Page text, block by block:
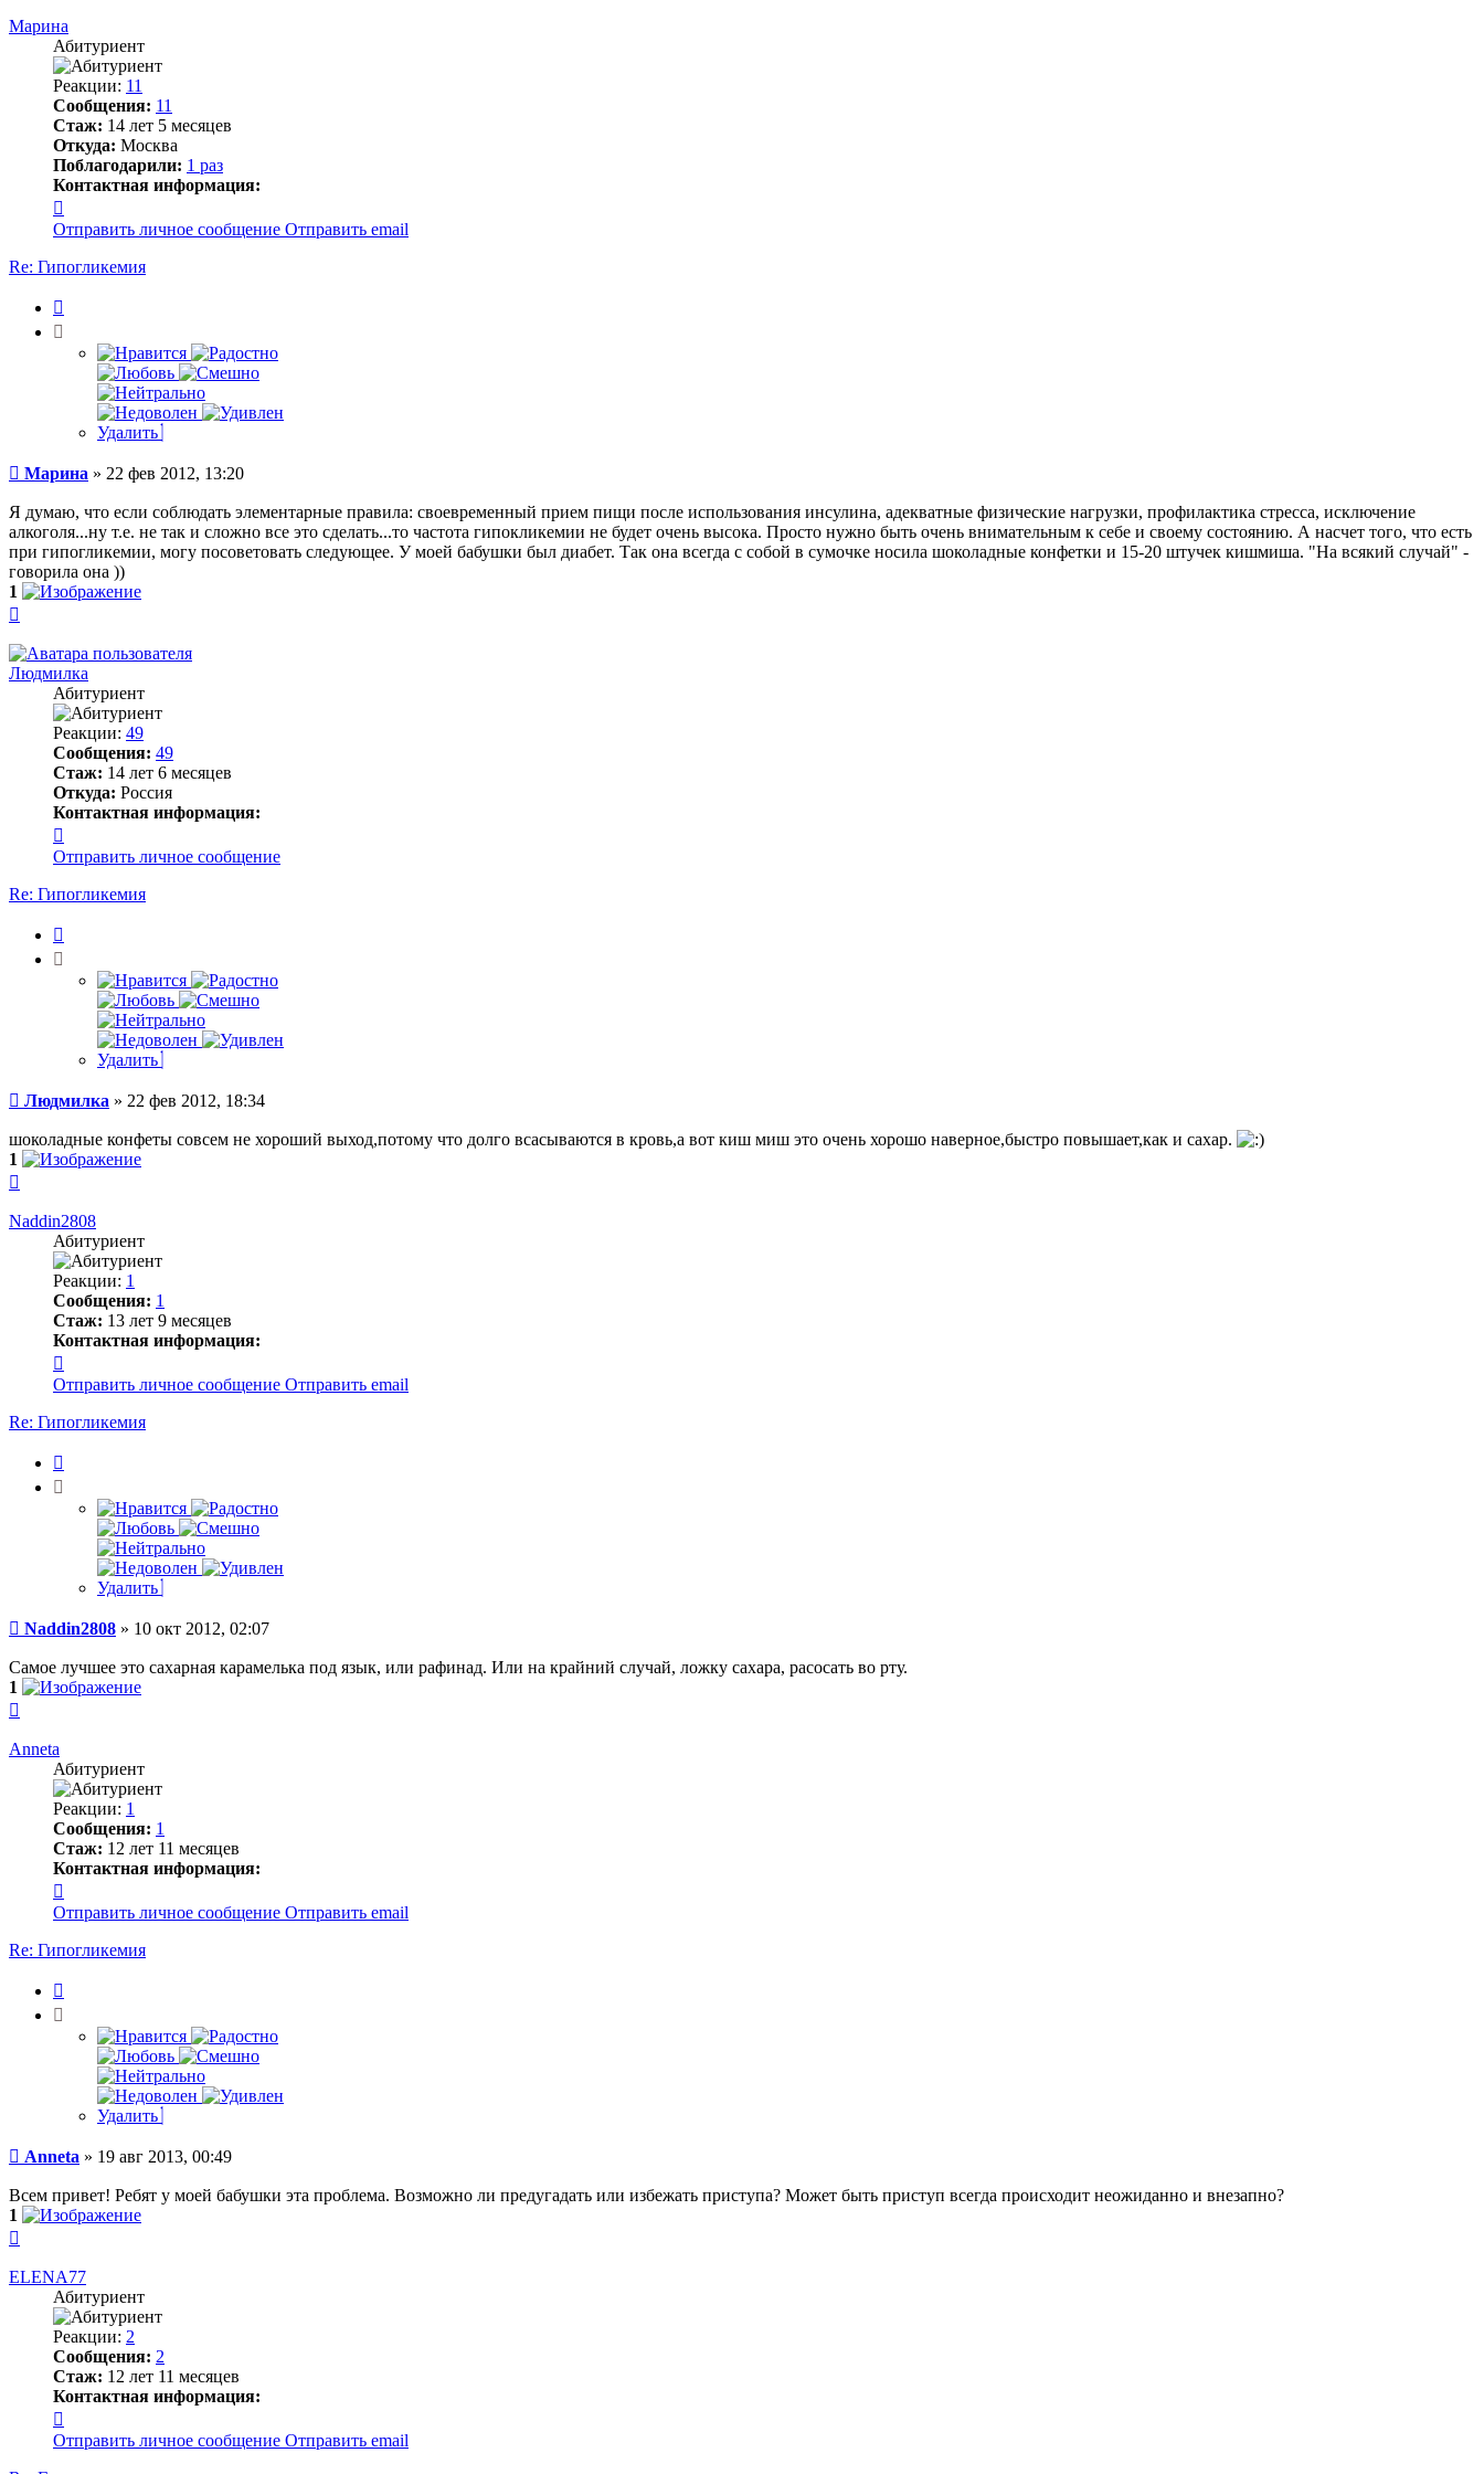
Марина
Абитуриент
Реакции: 11
Сообщения: 11
Стаж: 14 лет 5 месяцев
Откуда: Москва
Поблагодарили: 1 раз
Контактная информация:
информация
пользователя
Марина
Отправить личное сообщение Отправить email
Re: Гипогликемия
Удалить
Сообщение
Марина » 22 фев 2012, 13:20
Я думаю, что если соблюдать элементарные правила: своевременный прием пищи после использования инсулина, адекватные физические нагрузки, профилактика стресса, исключение
алкоголя...ну т.е. не так и сложно все это сделать...то частота гипокликемии не будет очень высока. Просто нужно быть очень внимательным к себе и своему состоянию. А насчет того, что есть
при гипогликемии, могу посоветовать следующее. У моей бабушки был диабет. Так она всегда с собой в сумочке носила шоколадные конфетки и 15-20 штучек кишмиша. "На всякий случай" -
говорила она ))
1
началу
Людмилка
Абитуриент
Реакции: 49
Сообщения: 49
Стаж: 14 лет 6 месяцев
Откуда: Россия
Контактная информация:
информация
пользователя
Людмилка
Отправить личное сообщение
Re: Гипогликемия
Удалить
Сообщение
Людмилка » 22 фев 2012, 18:34
шоколадные конфеты совсем не хороший выход,потому что долго всасываются в кровь,а вот киш миш это очень хорошо наверное,быстро повышает,как и сахар.
1
началу
Naddin2808
Абитуриент
Реакции: 1
Сообщения: 1
Стаж: 13 лет 9 месяцев
Контактная информация:
информация
пользователя
Naddin2808
Отправить личное сообщение Отправить email
Re: Гипогликемия
Удалить
Сообщение
Naddin2808 » 10 окт 2012, 02:07
Самое лучшее это сахарная карамелька под язык, или рафинад. Или на крайний случай, ложку сахара, расосать во рту.
1
началу
Anneta
Абитуриент
Реакции: 1
Сообщения: 1
Стаж: 12 лет 11 месяцев
Контактная информация:
информация
пользователя
Anneta
Отправить личное сообщение Отправить email
Re: Гипогликемия
Удалить
Сообщение
Anneta » 19 авг 2013, 00:49
Всем привет! Ребят у моей бабушки эта проблема. Возможно ли предугадать или избежать приступа? Может быть приступ всегда происходит неожиданно и внезапно?
1
началу
ELENA77
Абитуриент
Реакции: 2
Сообщения: 2
Стаж: 12 лет 11 месяцев
Контактная информация:
информация
пользователя
Отправить личное сообщение Отправить email